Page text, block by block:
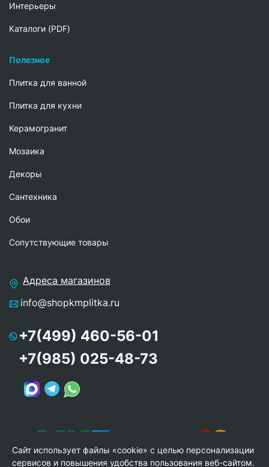
Интерьеры
Каталоги (PDF)
Полезное
Плитка для ванной
Плитка для кухни
Керамогранит
Мозаика
Декоры
Сантехника
Обои
Сопутствующие товары
Адреса магазинов
info@shopkmplitka.ru
+7(499) 460-56-01
+7(985) 025-48-73
Сайт использует файлы «cookie» с целью персонализации
сервисов и повышения удобства пользования веб-сайтом.